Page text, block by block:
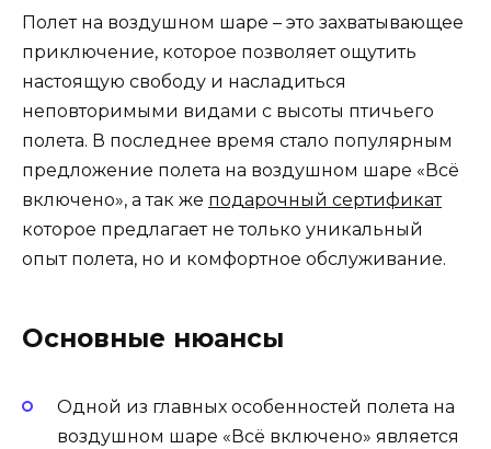
Полет на воздушном шаре – это захватывающее
приключение, которое позволяет ощутить
настоящую свободу и насладиться
неповторимыми видами с высоты птичьего
полета. В последнее время стало популярным
предложение полета на воздушном шаре «Всё
включено», а так же подарочный сертификат
которое предлагает не только уникальный
опыт полета, но и комфортное обслуживание.
Основные нюансы
Одной из главных особенностей полета на
воздушном шаре «Всё включено» является